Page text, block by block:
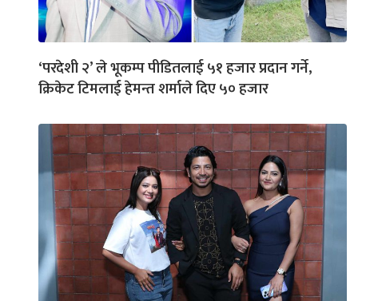
‘परदेशी २’ ले भूकम्प पीडितलाई ५१ हजार प्रदान गर्ने,
क्रिकेट टिमलाई हेमन्त शर्माले दिए ५० हजार